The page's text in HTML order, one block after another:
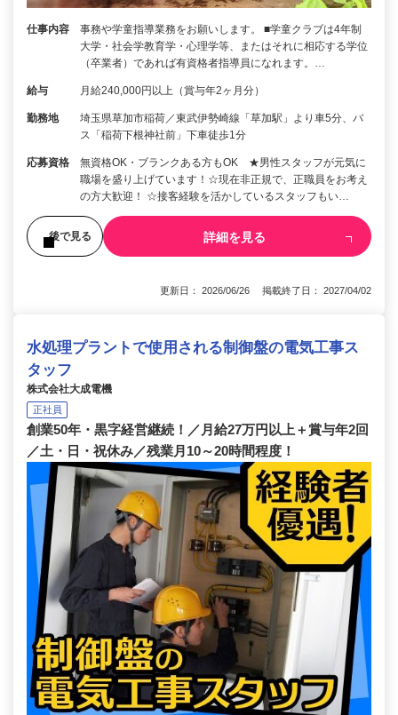
仕事内容
事務や学童指導業務をお願いします。 ■学童クラブは4年制
大学・社会学教育学・心理学等、またはそれに相応する学位
（卒業者）であれば有資格者指導員になれます。…
給与 月給240,000円以上（賞与年2ヶ月分）
勤務地
埼玉県草加市稲荷／東武伊勢崎線「草加駅」より車5分、バ
ス「稲荷下根神社前」下車徒歩1分
応募資格
無資格OK・ブランクある方もOK ★男性スタッフが元気に
職場を盛り上げています！☆現在非正規で、正職員をお考え
の方大歓迎！ ☆接客経験を活かしているスタッフもい…
後で見る 詳細を見る
更新日： 2026/06/26 掲載終了日： 2027/04/02
水処理プラントで使用される制御盤の電気工事ス
タッフ
株式会社大成電機
正社員
創業50年・黒字経営継続！／月給27万円以上＋賞与年2回
／土・日・祝休み／残業月10～20時間程度！